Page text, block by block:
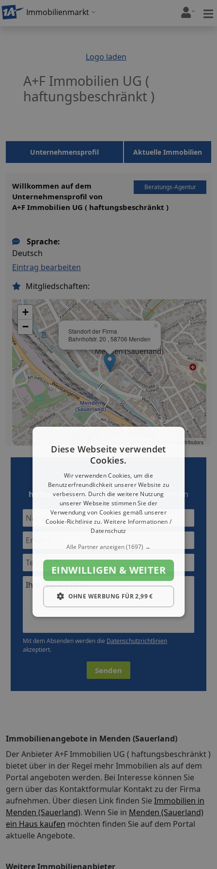
Immobilienmarkt
Logo laden
A+F Immobilien UG (
haftungsbeschränkt )
Unternehmensprofil Aktuelle Immobilien
Beratungs-Agentur
Willkommen auf dem
Unternehmensprofil von
A+F Immobilien UG ( haftungsbeschränkt )
Sprache:
Deutsch
Eintrag bearbeiten
Mitgliedschaften:
Standort der Firma
Bahnhofstr. 20 , 58706 Menden
×
+
−
contributors
Jetzt mitA+F Immobilien UG (
haftungsbeschränkt )Kontakt aufnehmen
Ihre Nachricht:*
Mit dem Absenden werden die Datenschutzrichtlinien
akzeptiert.
Senden
Immobilienangebote in Menden (Sauerland)
Der Anbieter A+F Immobilien UG ( haftungsbeschränkt )
bietet über in der Regel mehr Immobilien als auf dem
Portal angeboten werden. Bei Interesse können Sie
gern über das Kontaktformular Kontakt zu der Firma
aufnehmen. Über diesen Link finden Sie Immobilien in
Menden (Sauerland). Wenn Sie in Menden (Sauerland)
ein Haus kaufen möchten finden Sie auf dem Portal
aktuelle Angebote.
Weitere Immobilienanbieter
Diese Webseite verwendet
Cookies.
Wir verwenden Cookies, um die
Benutzerfreundlichkeit unserer Website zu
verbessern. Durch die weitere Nutzung
unserer Webseite stimmen Sie der
Verwendung von Cookies gemäß unserer
Cookie-Richtlinie zu.Weitere Informationen /
Datenschutz
Alle Partner anzeigen(1697) →
EINWILLIGEN & WEITER
OHNE WERBUNG FÜR 2,99 €